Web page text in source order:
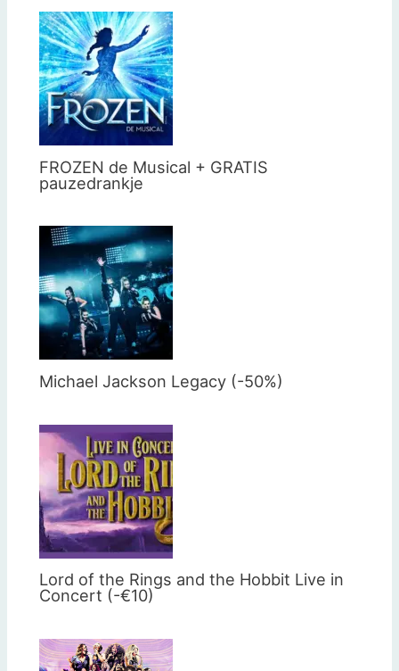
FROZEN de Musical + GRATIS
pauzedrankje
Michael Jackson Legacy (-50%)
Lord of the Rings and the Hobbit Live in
Concert (-€10)